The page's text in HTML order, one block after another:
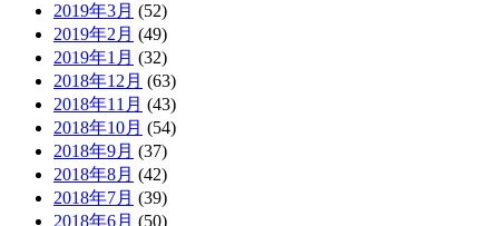
2019年3月 (52)
2019年2月 (49)
2019年1月 (32)
2018年12月 (63)
2018年11月 (43)
2018年10月 (54)
2018年9月 (37)
2018年8月 (42)
2018年7月 (39)
2018年6月 (50)